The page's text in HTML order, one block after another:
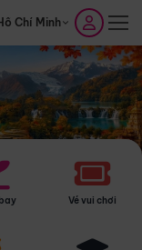
Chí Minh
Vé vui chơi